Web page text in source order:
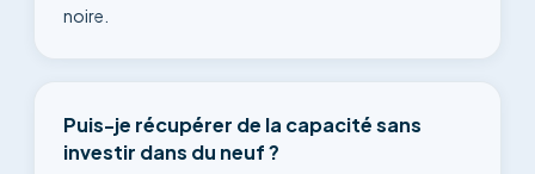
noire.
Puis-je récupérer de la capacité sans
investir dans du neuf ?